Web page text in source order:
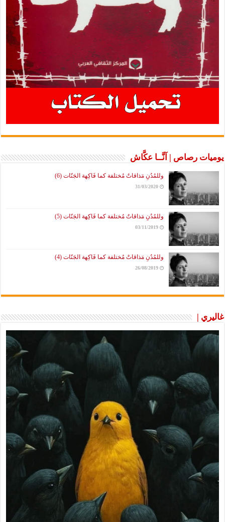
يوميات رصاص | آنَّــا عكَّاش
وللمُدُنِ مَذاقاتٌ مُختلفة كما فَاكِهة الجَنّات (6)
31/03/2020
وللمُدُنِ مَذاقاتٌ مُختلفة كما فَاكِهة الجَنّات (5)
03/11/2019
وللمُدُنِ مَذاقاتٌ مُختلفة كما فَاكِهة الجَنّات (4)
26/08/2019
غاليري |